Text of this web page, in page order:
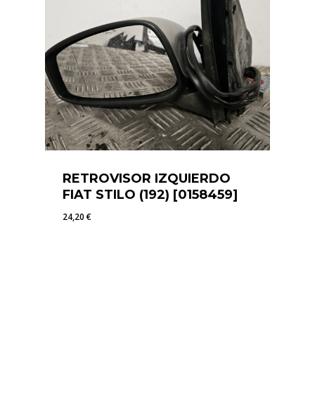
RETROVISOR IZQUIERDO
FIAT STILO (192) [0158459]
24,20€